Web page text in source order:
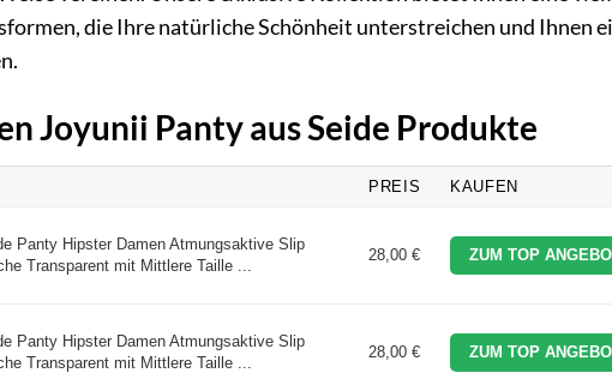
die Ihre natürliche Schönheit unterstreichen und Ihnen
Joyunii Panty aus Seide Produkte
PREIS KAUFEN
Panty Hipster Damen Atmungsaktive Slip
Transparent mit Mittlere Taille ...
28,00 € ZUM TOP
Panty Hipster Damen Atmungsaktive Slip
Transparent mit Mittlere Taille ...
28,00 € ZUM TOP